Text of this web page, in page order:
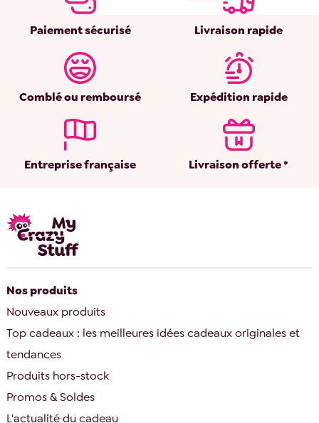
Paiement sécurisé Livraison rapide
Comblé ou remboursé Expédition rapide
Entreprise française Livraison offerte *
Nos produits
Nouveaux produits
Top cadeaux : les meilleures idées cadeaux originales et
tendances
Produits hors-stock
Promos & Soldes
L'actualité du cadeau